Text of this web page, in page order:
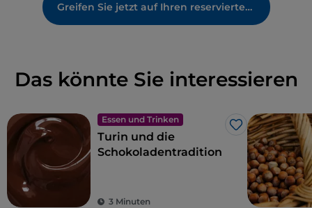
Greifen Sie jetzt auf Ihren reservierten Bereich zu
Das könnte Sie interessieren
Essen und Trinken
Like
Turin und die
Schokoladentradition
3 Minuten